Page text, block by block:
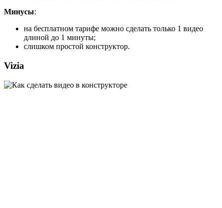
Минусы:
на бесплатном тарифе можно сделать только 1 видео
длиной до 1 минуты;
слишком простой конструктор.
Vizia